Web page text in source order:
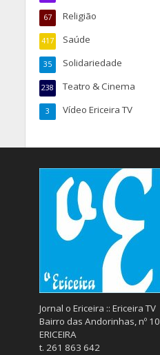
Religião
67
Saúde
417
Solidariedade
35
Teatro & Cinema
238
Vídeo Ericeira TV
3
Jornal o Ericeira :: Ericeira TV
Bairro das Andorinhas, nº 10
ERICEIRA
t. 261 863 642